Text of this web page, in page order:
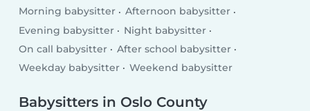
Morning babysitter
Afternoon babysitter
Evening babysitter
Night babysitter
On call babysitter
After school babysitter
Weekday babysitter
Weekend babysitter
Babysitters in Oslo County